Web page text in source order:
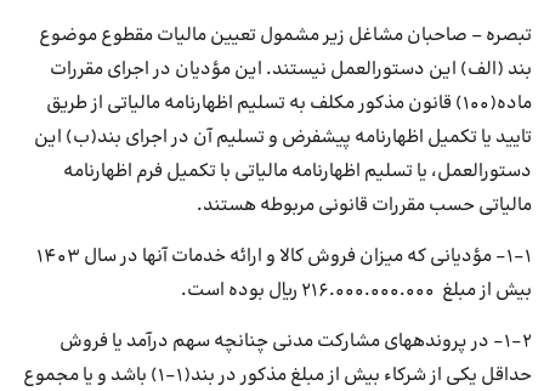
تبصره – صاحبان مشاغل زیر مشمول تعیین مالیات مقطوع موضوع
بند (الف) این دستورالعمل نیستند. این مؤدیان در اجرای مقررات
ماده(۱۰۰) قانون مذکور مکلف به تسلیم اظهارنامه مالیاتی از طریق
تایید یا تکمیل اظهارنامه پیشفرض و تسلیم آن در اجرای بند(ب) این
دستورالعمل، یا تسلیم اظهارنامه مالیاتی با تکمیل فرم اظهارنامه
مالیاتی حسب مقررات قانونی مربوطه هستند.
۱-۱- مؤدیانی که میزان فروش کالا و ارائه خدمات آنها در سال ۱۴۰۳
بیش از مبلغ ۲۱۶.۰۰۰.۰۰۰.۰۰۰ ریال بوده است.
۱-۲- در پروندههای مشارکت مدنی چنانچه سهم درآمد یا فروش
حداقل یکی از شرکاء بیش از مبلغ مذکور در بند(۱-۱) باشد و یا مجموع